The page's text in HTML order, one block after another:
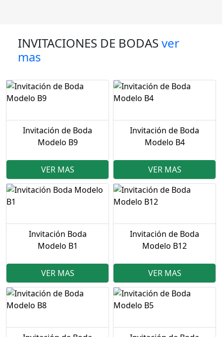
INVITACIONES DE BODAS ver
mas
Invitación de Boda
Modelo B9
VER MAS
Invitación de Boda
Modelo B4
VER MAS
Invitación Boda
Modelo B1
VER MAS
Invitación de Boda
Modelo B12
VER MAS